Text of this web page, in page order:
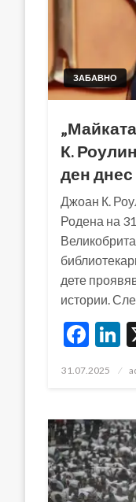
ЗАБАВНО
К.
ден днес
Джоан К.
Родена на
дете
истории.
Posted
31.07.2025